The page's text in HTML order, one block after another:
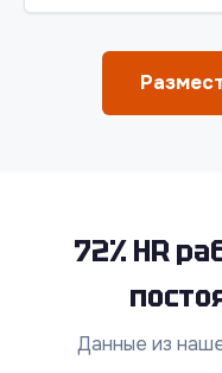
72% HR
Данные из